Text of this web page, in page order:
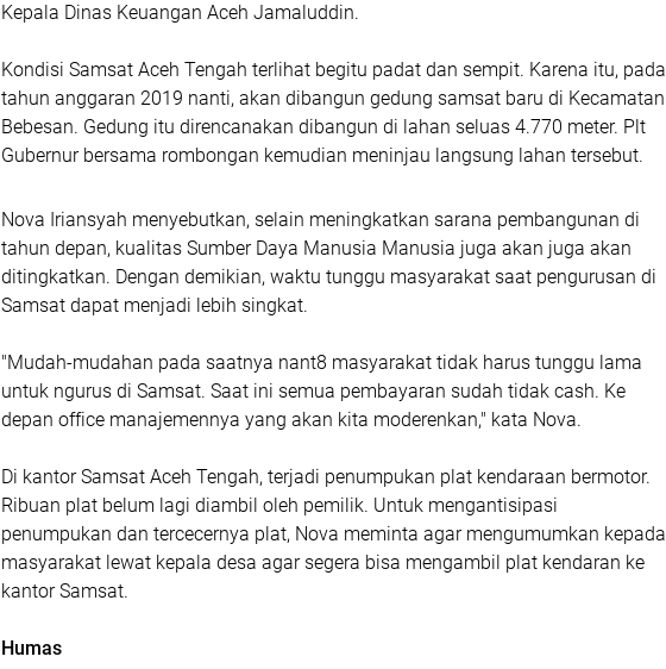
Kepala Dinas Keuangan Aceh Jamaluddin.
Kondisi Samsat Aceh Tengah terlihat begitu padat dan sempit. Karena itu, pada
tahun anggaran 2019 nanti, akan dibangun gedung samsat baru di Kecamatan
Bebesan. Gedung itu direncanakan dibangun di lahan seluas 4.770 meter. Plt
Gubernur bersama rombongan kemudian meninjau langsung lahan tersebut.
Nova Iriansyah menyebutkan, selain meningkatkan sarana pembangunan di
tahun depan, kualitas Sumber Daya Manusia Manusia juga akan juga akan
ditingkatkan. Dengan demikian, waktu tunggu masyarakat saat pengurusan di
Samsat dapat menjadi lebih singkat.
"Mudah-mudahan pada saatnya nant8 masyarakat tidak harus tunggu lama
untuk ngurus di Samsat. Saat ini semua pembayaran sudah tidak cash. Ke
depan office manajemennya yang akan kita moderenkan," kata Nova.
Di kantor Samsat Aceh Tengah, terjadi penumpukan plat kendaraan bermotor.
Ribuan plat belum lagi diambil oleh pemilik. Untuk mengantisipasi
penumpukan dan tercecernya plat, Nova meminta agar mengumumkan kepada
masyarakat lewat kepala desa agar segera bisa mengambil plat kendaran ke
kantor Samsat.
Humas